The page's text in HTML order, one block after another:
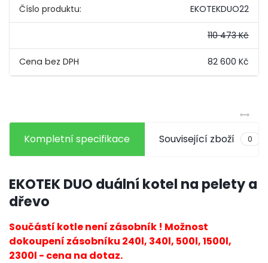
Číslo produktu: EKOTEKDUO22
110 473 Kč
82 600 Kč
Kompletní specifikace Související zboží 0
EKOTEK DUO duální kotel na pelety a
dřevo
Součástí kotle není zásobník ! Možnost
dokoupení zásobníku 240l, 340l, 500l, 1500l,
2300l - cena na dotaz.